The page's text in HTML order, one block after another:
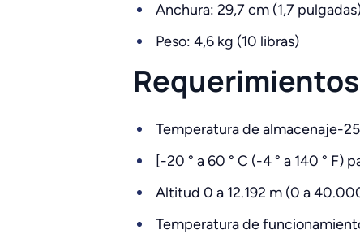
Anchura: 29,7 cm (1,7
Peso: 4,6 kg (10 libras)
Temperatura de almacenaje-25
[-20 ° a 60 ° C (-4 ° a 140 °
Altitud 0 a 12.192 m (0 a
Temperatura de